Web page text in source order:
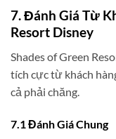
7. Đánh Giá Từ
Resort Disney
Shades of Green
tích cực từ khách
cả phải chăng.
7.1 Đánh Giá Chung